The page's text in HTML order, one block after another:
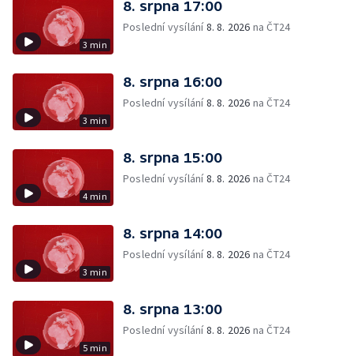
3 min
8. srpna 17:00
Poslední vysílání8. 8. 2026 na ČT24
3 min
8. srpna 16:00
Poslední vysílání8. 8. 2026 na ČT24
4 min
8. srpna 15:00
Poslední vysílání8. 8. 2026 na ČT24
3 min
8. srpna 14:00
Poslední vysílání8. 8. 2026 na ČT24
5 min
8. srpna 13:00
Poslední vysílání8. 8. 2026 na ČT24